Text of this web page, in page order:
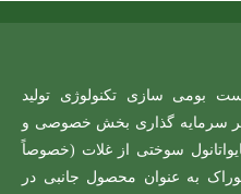
بومی سازی تکنولوژی تولید
سرمایه گذاری بخش خصوصی و
سوختی از غلات (خصوصاً
به عنوان محصول جانبی در